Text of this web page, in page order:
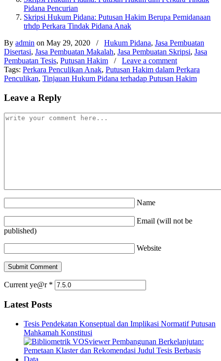
Pidana Pencurian
Skripsi Hukum Pidana: Putusan Hakim Berupa Pemidanaan
trhdp Perkara Tindak Pidana Anak
By admin on May 29, 2020 / Hukum Pidana, Jasa Pembuatan
Disertasi, Jasa Pembuatan Makalah, Jasa Pembuatan Skripsi, Jasa
Pembuatan Tesis, Putusan Hakim / Leave a comment
Tags: Perkara Penculikan Anak, Putusan Hakim dalam Perkara
Penculikan, Tinjauan Hukum Pidana terhadap Putusan Hakim
Leave a Reply
Name
Email (will not be
published)
Website
Current ye@r *
Latest Posts
Tesis Pendekatan Konseptual dan Implikasi Normatif Putusan
Mahkamah Konstitusi